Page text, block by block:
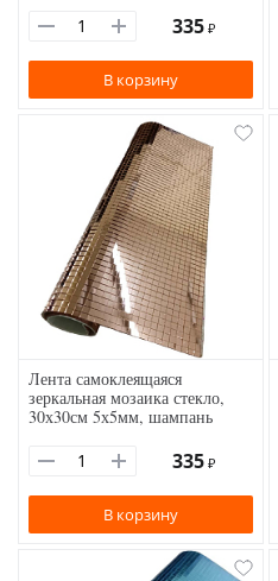
335 ₽
В корзину
Лента самоклеящаяся
зеркальная мозаика стекло,
30х30см 5х5мм, шампань
335 ₽
В корзину